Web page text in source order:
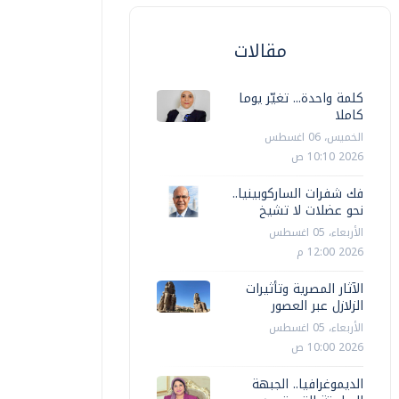
عرب وعالم
الاحتلال الإسرائيلي يعتقل 13 فلسطينيا
في الضفة الغربية
الأربعاء، 05 اغسطس 2026 03:16 ص
مقالات
كلمة واحدة... تغيّر يوما
كاملا
الخميس، 06 اغسطس
2026 10:10 ص
فك شفرات الساركوبينيا..
نحو عضلات لا تشيخ
الأربعاء، 05 اغسطس
2026 12:00 م
الآثار المصرية وتأثيرات
الزلازل عبر العصور
الأربعاء، 05 اغسطس
2026 10:00 ص
الديموغرافيا.. الجبهة